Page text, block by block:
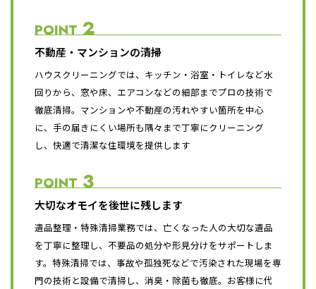
POINT 2
不動産・マンションの清掃
ハウスクリーニングでは、キッチン・浴室・トイレなど水
回りから、窓や床、エアコンなどの細部までプロの技術で
徹底清掃。マンションや不動産の汚れやすい箇所を中心
に、手の届きにくい場所も隅々まで丁寧にクリーニング
し、快適で清潔な住環境を提供します
POINT 3
大切なオモイを後世に残します
遺品整理・特殊清掃業務では、亡くなった人の大切な遺品
を丁寧に整理し、不要品の処分や形見分けをサポートしま
す。特殊清掃では、事故や孤独死などで汚染された現場を専
門の技術と設備で清掃し、消臭・除菌も徹底。お客様に代